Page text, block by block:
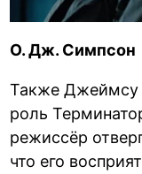
О. Дж. Симпсон
Также Джеймсу
роль
режиссёр
что его